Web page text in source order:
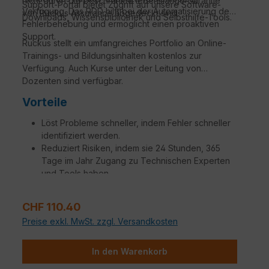
von Ruckus Assurance abgedeckt sind.
Support-Portal bietet Zugriff auf unsere Software-
Downloads, Wissensbibliothek und Selbsthilfe-Tools.
Verfügung. Das RDD hilft bei der Automatisierung der
Fehlerbehebung und ermöglicht einen proaktiven
Support.
Ruckus stellt ein umfangreiches Portfolio an Online-
Trainings- und Bildungsinhalten kostenlos zur
Verfügung. Auch Kurse unter der Leitung von
Dozenten sind verfügbar.
Vorteile
Löst Probleme schneller, indem Fehler schneller
identifiziert werden.
Reduziert Risiken, indem sie 24 Stunden, 365
Tage im Jahr Zugang zu Technischen Experten
und Tools haben.
gerecht zu werden.
Steigerung der Betriebseffizienz, um
Ingenieure produktiver zu machen.
Zusätzliche Aufträge, die auf spezifische
Verkaufspreis:
CHF 110.40
Preise exkl. MwSt. zzgl. Versandkosten
In den Warenkorb